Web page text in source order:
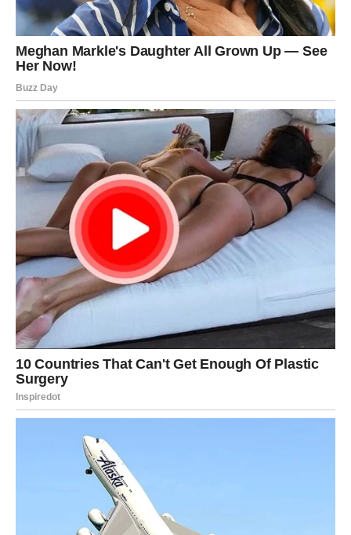
Mnoge Device će doživeti:
profesionalni proboj koji menja status
finansijsku stabilnost kakvu su dugo gradile
poštovanje koje više niko ne dovodi u pitanje
osećaj lične vrednosti koji ne zavisi od drugih
Najvažnije od svega — Device će prestati da sumnjaju u
sebe.
Sudbina im pokazuje da trud nikada nije bio uzaludan.
Sve što su gradile polako, pažljivo i predano — sada
donosi rezultate.
BIK — Povratak sigurnosti i
nagrada za vernost sebi
Bikovi su znak koji zna šta znači ostati veran — ljudima,
emocijama, snovima. Ali ponekad su ostajali predugo
tamo gde su davali više nego što su dobijali.